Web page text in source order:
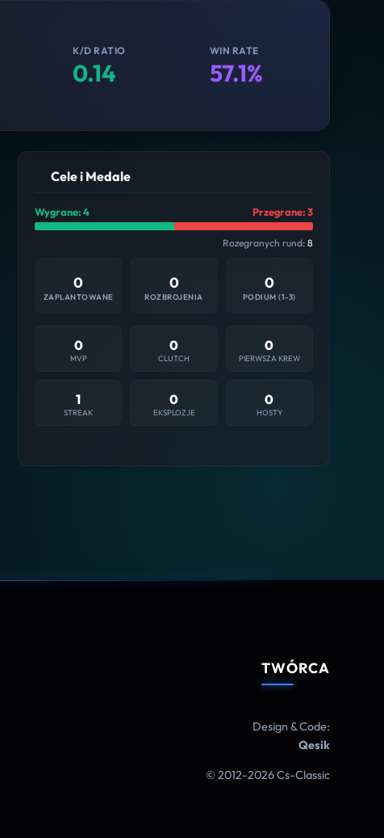
K/D RATIO
0.14
WIN RATE
57.1%
Cele i Medale
Wygrane: 4 Przegrane: 3
Rozegranych rund: 8
0
ZAPLANTOWANE
0
ROZBROJENIA
0
PODIUM (1-3)
0
MVP
0
CLUTCH
0
PIERWSZA KREW
1
STREAK
0
EKSPLOZJE
0
HOSTY
TWÓRCA
Design & Code:
Qesik
© 2012-2026 Cs-Classic